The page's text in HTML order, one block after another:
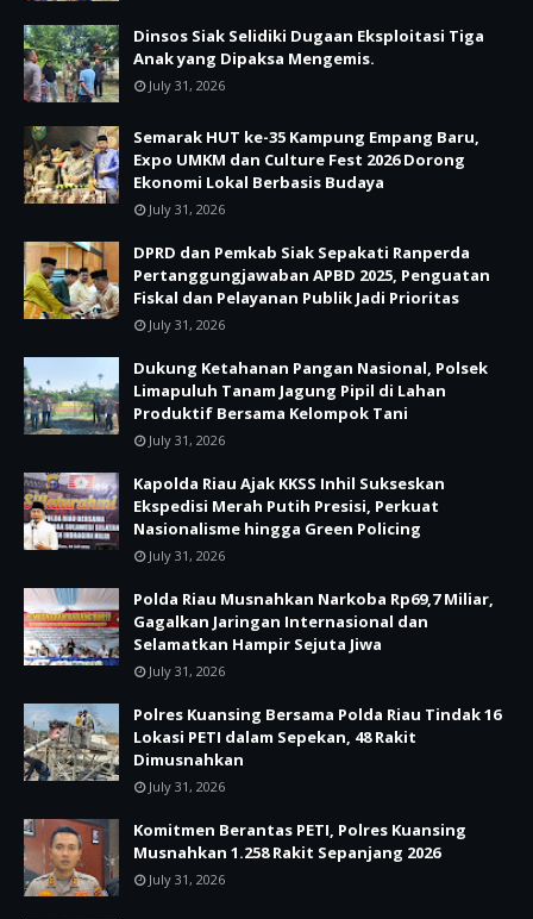
Dinsos Siak Selidiki Dugaan Eksploitasi Tiga
Anak yang Dipaksa Mengemis.
July 31, 2026
Semarak HUT ke-35 Kampung Empang Baru,
Expo UMKM dan Culture Fest 2026 Dorong
Ekonomi Lokal Berbasis Budaya
July 31, 2026
DPRD dan Pemkab Siak Sepakati Ranperda
Pertanggungjawaban APBD 2025, Penguatan
Fiskal dan Pelayanan Publik Jadi Prioritas
July 31, 2026
Dukung Ketahanan Pangan Nasional, Polsek
Limapuluh Tanam Jagung Pipil di Lahan
Produktif Bersama Kelompok Tani
July 31, 2026
Kapolda Riau Ajak KKSS Inhil Sukseskan
Ekspedisi Merah Putih Presisi, Perkuat
Nasionalisme hingga Green Policing
July 31, 2026
Polda Riau Musnahkan Narkoba Rp69,7 Miliar,
Gagalkan Jaringan Internasional dan
Selamatkan Hampir Sejuta Jiwa
July 31, 2026
Polres Kuansing Bersama Polda Riau Tindak 16
Lokasi PETI dalam Sepekan, 48 Rakit
Dimusnahkan
July 31, 2026
Komitmen Berantas PETI, Polres Kuansing
Musnahkan 1.258 Rakit Sepanjang 2026
July 31, 2026